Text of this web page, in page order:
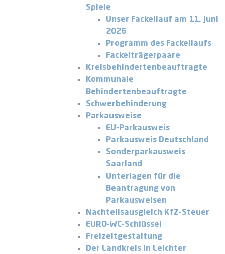
Spiele
Unser Fackellauf am 11. Juni
2026
Programm des Fackellaufs
Fackelträgerpaare
Kreisbehindertenbeauftragte
Kommunale
Behindertenbeauftragte
Schwerbehinderung
Parkausweise
EU-Parkausweis
Parkausweis Deutschland
Sonderparkausweis
Saarland
Unterlagen für die
Beantragung von
Parkausweisen
Nachteilsausgleich KfZ-Steuer
EURO-WC-Schlüssel
Freizeitgestaltung
Der Landkreis in Leichter